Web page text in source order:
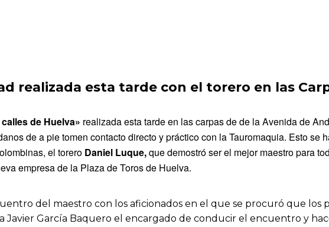
realizada esta tarde con el torero en las
de Huelva» realizada esta tarde en las carpas de de la Avenida de
de a pie tomen contacto directo y práctico con la Tauromaquia. Esto
el torero Daniel Luque,que demostró ser el mejor maestro para
empresa de la Plaza de Toros de Huelva.
del maestro con los aficionados en el que se procuró que
Javier García Baquero el encargado de conducir el encuentro y